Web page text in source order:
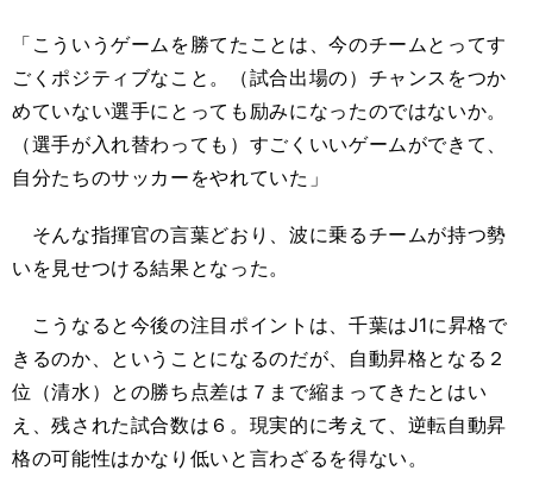
「こういうゲームを勝てたことは、今のチームとってす
ごくポジティブなこと。（試合出場の）チャンスをつか
めていない選手にとっても励みになったのではないか。
（選手が入れ替わっても）すごくいいゲームができて、
自分たちのサッカーをやれていた」
そんな指揮官の言葉どおり、波に乗るチームが持つ勢
いを見せつける結果となった。
こうなると今後の注目ポイントは、千葉はJ1に昇格で
きるのか、ということになるのだが、自動昇格となる２
位（清水）との勝ち点差は７まで縮まってきたとはい
え、残された試合数は６。現実的に考えて、逆転自動昇
格の可能性はかなり低いと言わざるを得ない。